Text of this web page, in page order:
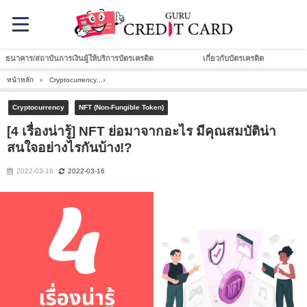
ธนาคาร/สถาบันการเงินผู้ให้บริการบัตรเครดิต เกี่ยวกับบัตรเครดิต
หน้าหลัก Cryptocurrency
Cryptocurrency NFT (Non-Fungible Token)
[4 เรื่องน่ารู้] NFT ย่อมาจากอะไร มีคุณสมบัติน่า
สนใจอย่างไรกันบ้าง!?
2022-03-16 2022-03-16